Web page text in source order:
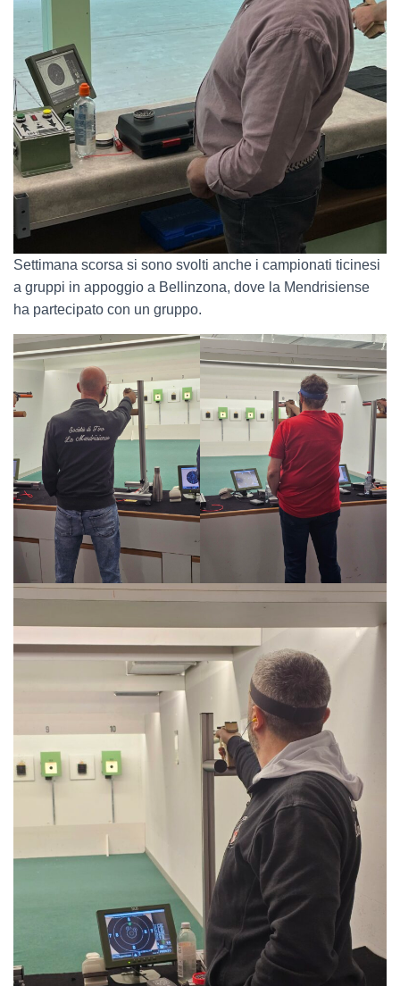
Settimana scorsa si sono svolti anche i campionati ticinesi
a gruppi in appoggio a Bellinzona, dove la Mendrisiense
ha partecipato con un gruppo.